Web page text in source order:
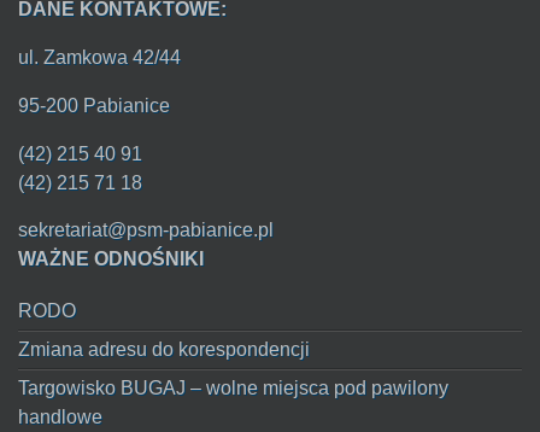
DANE KONTAKTOWE:
ul. Zamkowa 42/44
95-200 Pabianice
(42) 215 40 91
(42) 215 71 18
sekretariat@psm-pabianice.pl
WAŻNE ODNOŚNIKI
RODO
Zmiana adresu do korespondencji
Targowisko BUGAJ – wolne miejsca pod pawilony
handlowe